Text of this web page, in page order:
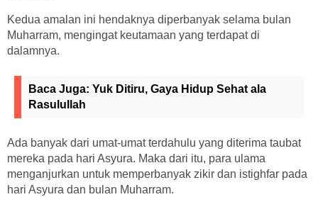
Kedua amalan ini hendaknya diperbanyak selama bulan
Muharram, mengingat keutamaan yang terdapat di
dalamnya.
Baca Juga: Yuk Ditiru, Gaya Hidup Sehat ala
Rasulullah
Ada banyak dari umat-umat terdahulu yang diterima taubat
mereka pada hari Asyura. Maka dari itu, para ulama
menganjurkan untuk memperbanyak zikir dan istighfar pada
hari Asyura dan bulan Muharram.